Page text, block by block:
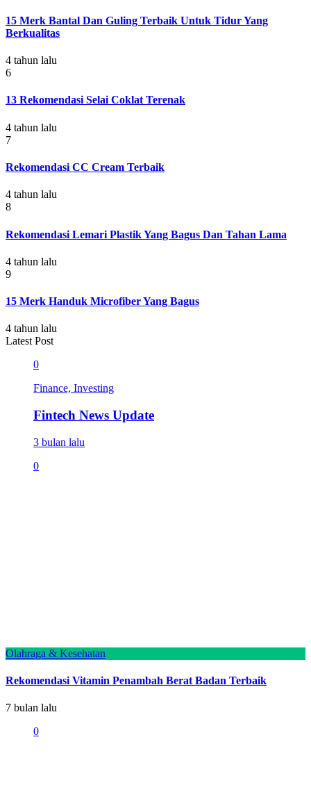
15 Merk Bantal Dan Guling Terbaik Untuk Tidur Yang
Berkualitas
4 tahun lalu
6
13 Rekomendasi Selai Coklat Terenak
4 tahun lalu
7
Rekomendasi CC Cream Terbaik
4 tahun lalu
8
Rekomendasi Lemari Plastik Yang Bagus Dan Tahan Lama
4 tahun lalu
9
15 Merk Handuk Microfiber Yang Bagus
4 tahun lalu
Latest Post
0
Finance, Investing
Fintech News Update
3 bulan lalu
0
Olahraga & Kesehatan
Rekomendasi Vitamin Penambah Berat Badan Terbaik
7 bulan lalu
0